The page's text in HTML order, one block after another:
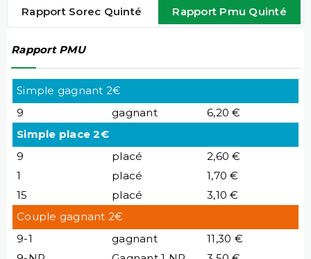
Rapport Sorec Quinté Rapport Pmu Quinté
Rapport PMU
Simple gagnant 2€
9
gagnant
6,20 €
Simple place 2€
9
placé
2,60 €
1
placé
1,70 €
15
placé
3,10 €
Couple gagnant 2€
9-1
gagnant
11,30 €